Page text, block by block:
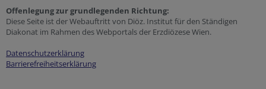
Offenlegung zur grundlegenden Richtung:
Diese Seite ist der Webauftritt von Diöz. Institut für den Ständigen
Diakonat im Rahmen des Webportals der Erzdiözese Wien.
Datenschutzerklärung
Barrierefreiheitserklärung